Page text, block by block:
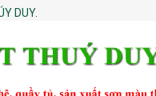
DUY.